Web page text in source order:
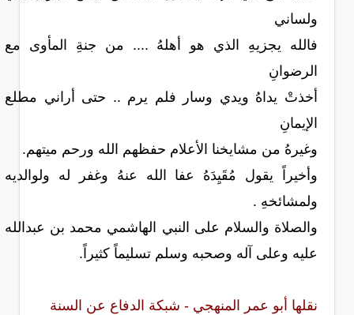
ولساني
فالله يجزيهِ الذي هو أهلهُ .... من جنةِ المأوى مع
الرضوانِ
أخذتْ يداهُ ويدي وسار فلم يرم .. حتى أراني مطلع
الإيمانِ
وغيرهُ من مشايخنا الأعلام حفظهم الله ورحم ميتهم.
وأخيراً يقول مُقَيِدَهُ عفا الله عنهُ وغفر له ولوالديه
ولمشائخهِ .
والصلاة والسلام على النبي الهاشمي محمد بن عبدالله
عليه وعلى آله وصحبه وسلم تسليماً كثيراً.
نقلها أبو عمر المنهجي - شبكة الدفاع عن السنة